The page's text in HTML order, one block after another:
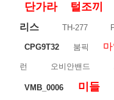
단가라 털조끼
리스
TH-277
CPG9T32 붐픽
런 오비안밴드
VMB_0006 미들